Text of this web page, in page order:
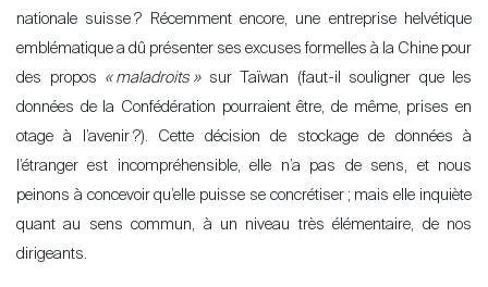
nationale suisse ? Récemment encore, une entreprise helvétique
emblématique a dû présenter ses excuses formelles à la Chine pour
des propos « maladroits »sur Taïwan (faut-il souligner que les
données de la Confédération pourraient être, de même, prises en
otage à l’avenir ?). Cette décision de stockage de données à
l’étranger est incompréhensible, elle n’a pas de sens, et nous
peinons à concevoir qu’elle puisse se concrétiser ; mais elle inquiète
quant au sens commun, à un niveau très élémentaire, de nos
dirigeants.